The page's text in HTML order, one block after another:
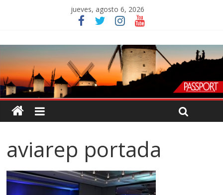
jueves, agosto 6, 2026
aviarep portada